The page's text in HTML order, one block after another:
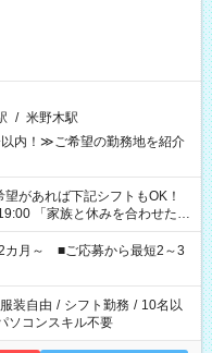
/ 米野木駅
内！≫ご希望の勤務地を紹介
わせた
したい」 「できれば残業はし
ね。 ※Wワーク希望
勤務時間と、もう1つのお仕事
える場合は応募できません。
2カ月～ ■ご応募から最短2～3
服装自由 / シフト勤務 / 10名以
ソコンスキル不要